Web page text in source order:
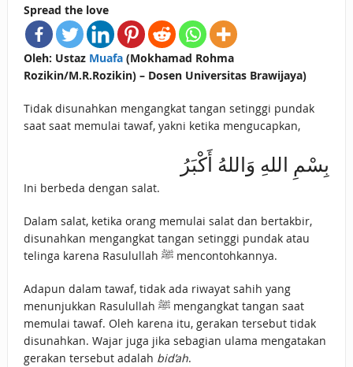
Spread the love
Oleh: Ustaz Muafa(Mokhamad Rohma
Rozikin/M.R.Rozikin) – Dosen Universitas Brawijaya)
Tidak disunahkan mengangkat tangan setinggi pundak
saat saat memulai tawaf, yakni ketika mengucapkan,
بِسْمِ اللهِ وَاللهُ أَكْبَرُ
Ini berbeda dengan salat.
Dalam salat, ketika orang memulai salat dan bertakbir,
disunahkan mengangkat tangan setinggi pundak atau
telinga karena Rasulullah ﷺ mencontohkannya.
Adapun dalam tawaf, tidak ada riwayat sahih yang
menunjukkan Rasulullah ﷺ mengangkat tangan saat
memulai tawaf. Oleh karena itu, gerakan tersebut tidak
disunahkan. Wajar juga jika sebagian ulama mengatakan
gerakan tersebut adalah bid’ah.